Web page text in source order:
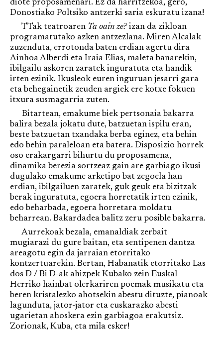
diote proposamenari. Ez da harritzekoa, gero,
Donostiako Poltsiko antzerki saria eskuratu izana!
TTak teatroaren Ta oain ze?izan da zikloan
programatutako azken antzezlana. Miren Alcalak
zuzenduta, errotonda baten erdian agertu dira
Ainhoa Alberdi eta Iraia Elias, maleta banarekin,
ibilgailu askoren zaratek inguratuta eta handik
irten ezinik. Ikusleok euren inguruan jesarri gara
eta behegainetik zeuden argiek ere kotxe fokuen
itxura susmagarria zuten.
Bitartean, emakume biek pertsonaia bakarra
balira bezala jokatu dute, batzuetan ispilu eran,
beste batzuetan txandaka berba eginez, eta behin
edo behin paraleloan eta batera. Disposizio horrek
oso erakargarri bihurtu du proposamena,
dinamika berezia sortzeaz gain are garbiago ikusi
dugulako emakume arketipo bat zegoela han
erdian, ibilgailuen zaratek, guk geuk eta bizitzak
berak inguratuta, egoera horretatik irten ezinik,
edo beharbada, egoera horretara moldatu
beharrean. Bakardadea balitz zeru posible bakarra.
Aurrekoak bezala, emanaldiak zerbait
mugiarazi du gure baitan, eta sentipenen dantza
areagotu egin da jarraian etorritako
kontzertuarekin. Bertan, Habanatik etorritako Las
dos D / Bi D-ak ahizpek Kubako zein Euskal
Herriko hainbat olerkariren poemak musikatu eta
beren kristalezko ahotsekin abestu dituzte, pianoak
lagunduta, jator-jator eta euskarazko abesti
ugarietan ahoskera ezin garbiagoa erakutsiz.
Zorionak, Kuba, eta mila esker!